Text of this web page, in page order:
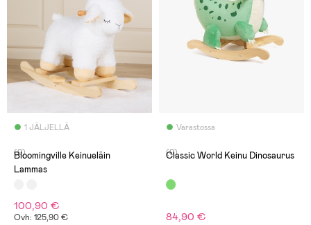
1 JÄLJELLÄ
(0)
Bloomingville Keinueläin
Lammas
100,90 €
Ovh: 125,90 €
Varastossa
(0)
Classic World Keinu Dinosaurus
84,90 €